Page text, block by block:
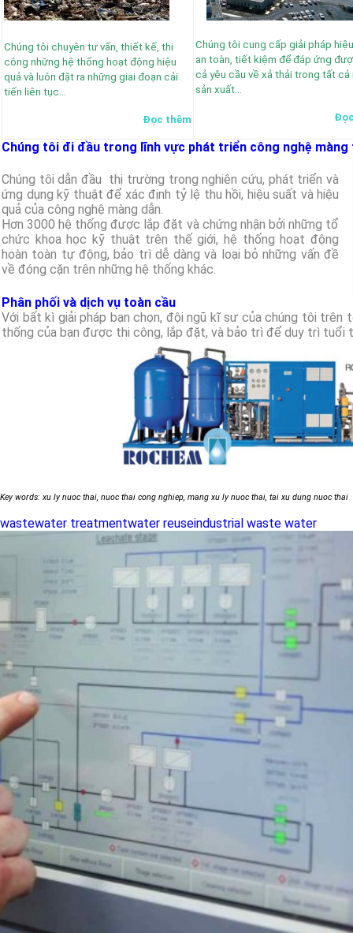
Chúng tôi chuyên tư vấn, thiết kế, thi
công những hệ thống hoạt động hiệu
quả và luôn đặt ra những giai đoạn cải
tiến liên tục…
Đọc thêm
Chúng tôi cung cấp giải pháp
an toàn, tiết kiệm để đáp ứng
cả yêu cầu về xả thải trong tất cả
sản xuất…
Chúng tôi đi đầu trong lĩnh vực phát triển công nghệ màng
Chúng tôi dẫn đầu thị trường trong nghiên cứu, phát triển và
ứng dụng kỹ thuật để xác định tỷ lệ thu hồi, hiệu suất và hiệu
quả của công nghệ màng dẫn.
Hơn 3000 hệ thống được lắp đặt và chứng nhận bởi những tổ
chức khoa học kỹ thuật trên thế giới, hệ thống hoạt động
hoàn toàn tự động, bảo trì dễ dàng và loại bỏ những vấn đề
về đóng cặn trên những hệ thống khác.
Phân phối và dịch vụ toàn cầu
Với bất kì giải pháp bạn chọn, đội ngũ kĩ sư của chúng tôi trên
thống của bạn được thi công, lắp đặt, và bảo trì để duy trì tuổi
Key words: xu ly nuoc thai, nuoc thai cong nghiep, mang xu ly nuoc thai, tai xu dung nuoc thai
wastewater treatmentwater reuseindustrial waste water